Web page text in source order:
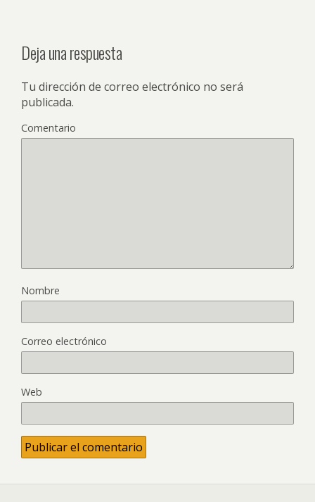
Deja una respuesta
Tu dirección de correo electrónico no será
publicada.
Comentario
Nombre
Correo electrónico
Web